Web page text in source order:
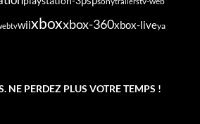
wiixboxxbox-360xbox-liveya
NE PERDEZ PLUS VOTRE TEMPS !